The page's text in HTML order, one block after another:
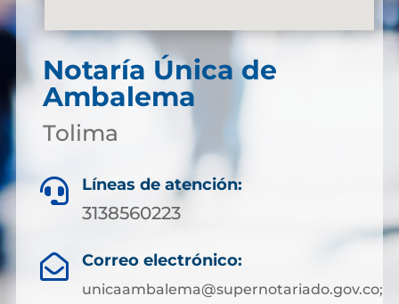
Notaría Única de
Ambalema
Tolima
 Líneas de atención:
3138560223
 Correo electrónico:
unicaambalema@supernotariado.gov.co;